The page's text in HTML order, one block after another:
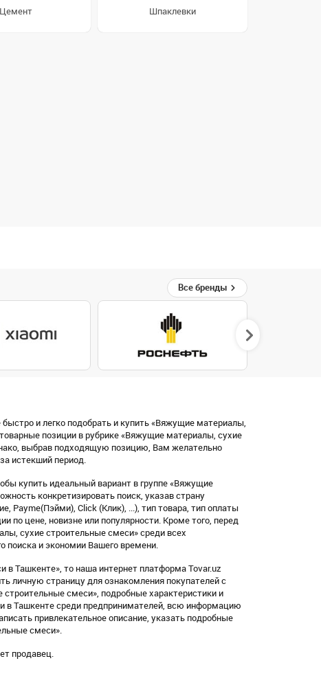
Цемент Шпаклевки
Все бренды
и легко подобрать и купить «Вяжущие материалы,
позиции в рубрике «Вяжущие материалы, сухие
выбрав подходящую позицию, Вам желательно
истекший период.
купить идеальный вариант в группе «Вяжущие
конкретизировать поиск, указав страну
Payme(Пэйми), Click (Клик), ...), тип товара, тип оплаты
по цене, новизне или популярности. Кроме того, перед
сухие строительные смеси» среди всех
поиска и экономии Вашего времени.
Ташкенте», то наша интернет платформа Tovar.uz
личную страницу для ознакомления покупателей с
смеси», подробные характеристики и
в Ташкенте среди предпринимателей, всю информацию
привлекательное описание, указать подробные
смеси».
продавец.